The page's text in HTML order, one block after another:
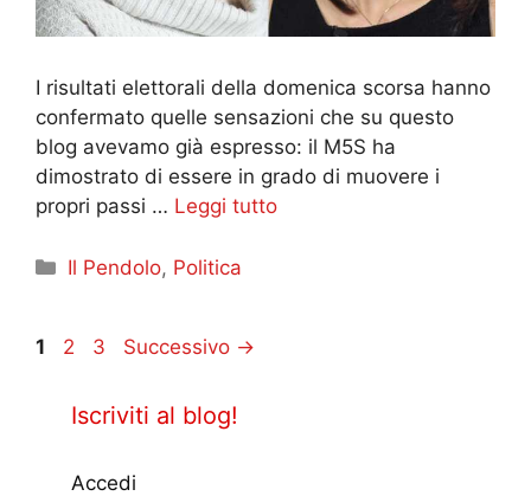
I risultati elettorali della domenica scorsa hanno
confermato quelle sensazioni che su questo
blog avevamo già espresso: il M5S ha
dimostrato di essere in grado di muovere i
propri passi … Leggi tutto
Categorie
Il Pendolo, Politica
Pagina
1 Pagina
2 Pagina
3 Successivo →
Iscriviti al blog!
Accedi